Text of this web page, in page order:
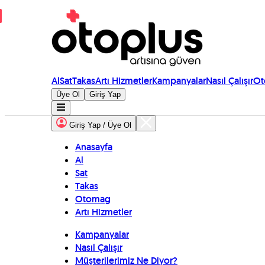
AlSatTakasArtı HizmetlerKampanyalarNasıl Çalışır
Üye Ol Giriş Yap
Giriş Yap / Üye Ol
Anasayfa
Al
Sat
Takas
Otomag
Artı Hizmetler
Kampanyalar
Nasıl Çalışır
Müşterilerimiz Ne Diyor?